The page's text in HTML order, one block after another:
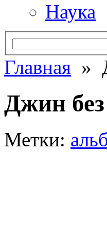
Наука
Главная »
Джин
Метки: